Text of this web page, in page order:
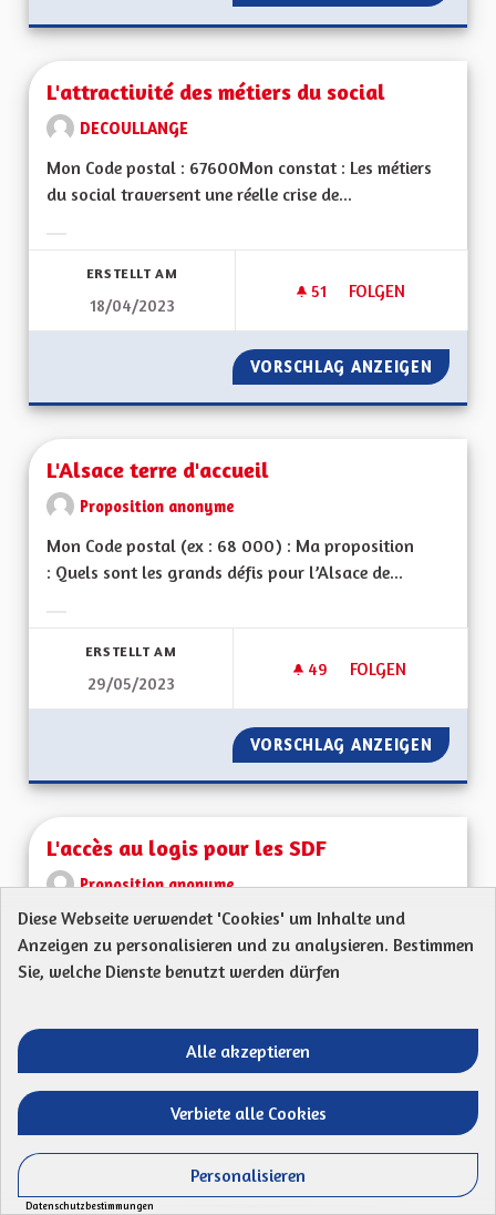
L'attractivité des métiers du social
DECOULLANGE
Mon Code postal : 67600Mon constat : Les métiers
du social traversent une réelle crise de...
ERSTELLT AM
18/04/2023
51 51 FOLLOWER
FOLGEN
L'ATTRACTIVITÉ
VORSCHLAG ANZEIGEN
L'Alsace terre d'accueil
Proposition anonyme
Mon Code postal (ex : 68 000) : Ma proposition
: Quels sont les grands défis pour l’Alsace de...
ERSTELLT AM
29/05/2023
49 49 FOLLOWER
FOLGEN
L'ALSACE TERRE
VORSCHLAG ANZEIGEN
L'accès au logis pour les SDF
Proposition anonyme
67790Pouvoir donner l'accès au bâtiment vides
dans les grandes villes aux SDF sous contrôle
d'une...
Ergebnisse nach Kategorie filtern:
30/04/2023
49 49 FOLLOWER
FOLGEN
L'ACCÈS AU LOGIS
VORSCHLAG ANZEIGEN
Diese Webseite verwendet 'Cookies' um Inhalte und
Anzeigen zu personalisieren und zu analysieren. Bestimmen
Sie, welche Dienste benutzt werden dürfen
Alle akzeptieren
Verbiete alle Cookies
Personalisieren
Datenschutzbestimmungen